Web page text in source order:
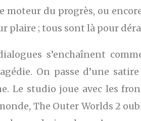
du progrès, ou
plaire ; tous sont là pour
s’enchaînent
On passe d’une
studio joue avec les
The Outer Worlds 2